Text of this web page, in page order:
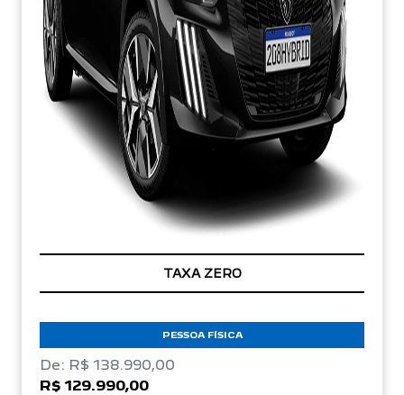
TAXA ZERO
PESSOA FÍSICA
De: R$ 138.990,00
R$ 129.990,00